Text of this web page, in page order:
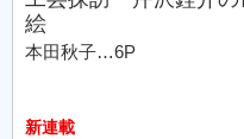
絵
本田秋子…6P
新連載